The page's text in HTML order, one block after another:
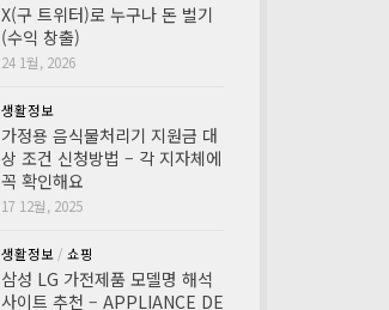
X(구 트위터)로 누구나 돈 벌기
(수익 창출)
24 1월, 2026
생활정보
가정용 음식물처리기 지원금 대
상 조건 신청방법 – 각 지자체에
꼭 확인해요
17 12월, 2025
생활정보 / 쇼핑
삼성 LG 가전제품 모델명 해석
사이트 추천 – APPLIANCE DE